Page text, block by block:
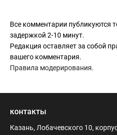
Все комментарии публикуются
задержкой 2-10 минут.
Редакция оставляет за собой
вашего комментария.
Правила модерирования.
контакты
Казань, Лобачевского 10,